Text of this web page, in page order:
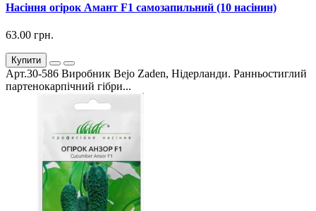
Насіння огірок Амант F1 самозапильний (10 насінин)
63.00 грн.
Купити
Арт.30-586 Виробник Bejo Zaden, Нідерланди. Ранньостиглий
партенокарпічний гібри...